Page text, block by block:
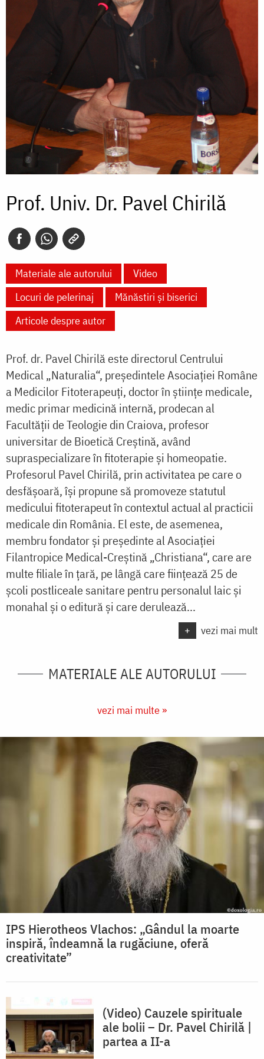
Prof. Univ. Dr. Pavel Chirilă
Materiale ale autorului
Video
Locuri de pelerinaj
Mănăstiri și biserici
Articole despre autor
Prof. dr. Pavel Chirilă este directorul Centrului
Medical „Naturalia“, preşedintele Asociaţiei Române
a Medicilor Fitoterapeuţi, doctor în ştiinţe medicale,
medic primar medicină internă, prodecan al
Facultăţii de Teologie din Craiova, profesor
universitar de Bioetică Creştină, având
supraspecializare în fitoterapie şi homeopatie.
Profesorul Pavel Chirilă, prin activitatea pe care o
desfăşoară, îşi propune să promoveze statutul
medicului fitoterapeut în contextul actual al practicii
medicale din România. El este, de asemenea,
membru fondator şi preşedinte al Asociaţiei
Filantropice Medical-Creştină „Christiana“, care are
multe filiale în ţară, pe lângă care fiinţează 25 de
şcoli postliceale sanitare pentru personalul laic şi
monahal şi o editură şi care derulează...
+ vezi mai mult
MATERIALE ALE AUTORULUI
vezi mai multe »
IPS Hierotheos Vlachos: „Gândul la moarte
inspiră, îndeamnă la rugăciune, oferă
creativitate”
(Video) Cauzele spirituale
ale bolii – Dr. Pavel Chirilă |
partea a II-a